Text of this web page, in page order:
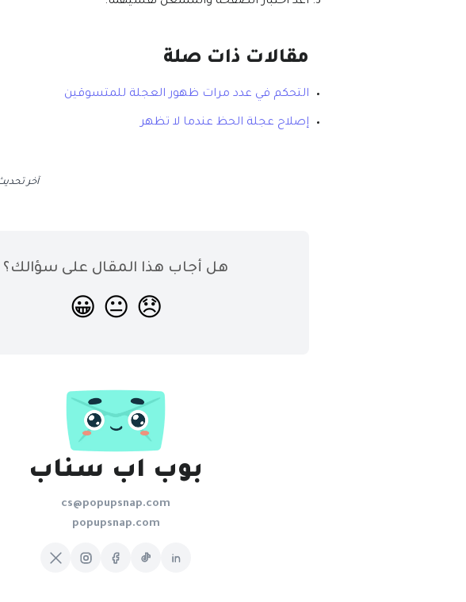
مقالات ذات صلة
التحكم في عدد مرات ظهور العجلة للمتسوقين
إصلاح عجلة الحظ عندما لا تظهر
آخر
هل أجاب هذا المقال على سؤالك؟
😞
😐
😀
بوب اب سناب
cs@popupsnap.com
popupsnap.com